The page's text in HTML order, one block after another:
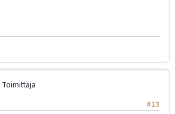
Toimittaja
#13